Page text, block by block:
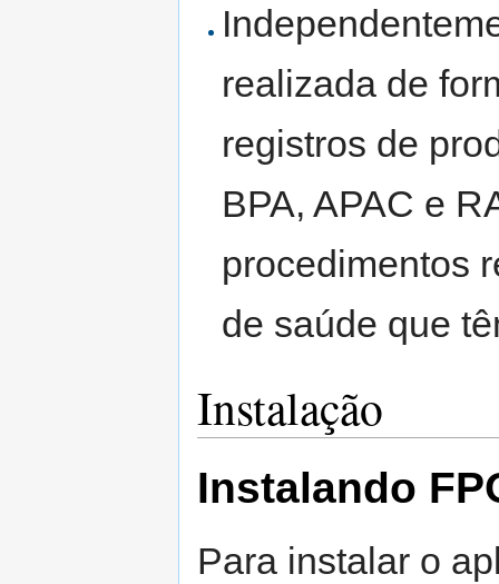
realizada de
registros de
BPA, APAC e
procedimentos
de saúde que
Instalação
Instalando
Para instalar o